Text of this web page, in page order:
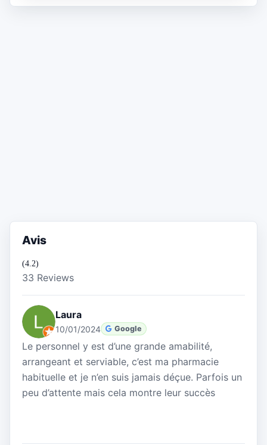
Avis
(4.2)
33 Reviews
Laura
10/01/2024 Google
Le personnel y est d’une grande amabilité,
arrangeant et serviable, c’est ma pharmacie
habituelle et je n’en suis jamais déçue. Parfois un
peu d’attente mais cela montre leur succès